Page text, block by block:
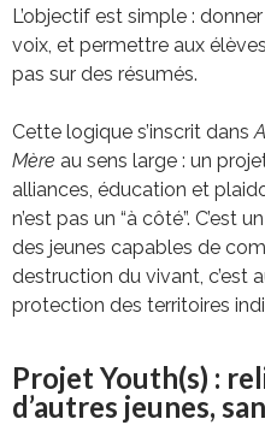
L’objectif est simple :
voix, et permettre aux
pas sur des résumés.
Cette logique s’inscrit dans
Mère au sens large : un
alliances, éducation et
n’est pas un “à côté”. C’est
des jeunes capables de
destruction du vivant, c’est
protection des territoires
Projet Youth(s) :
d’autres jeunes,